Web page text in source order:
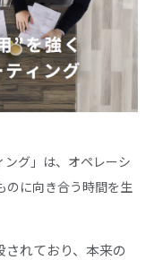
グ」は、オペレーシ
のに向き合う時間を生
れており、本来の